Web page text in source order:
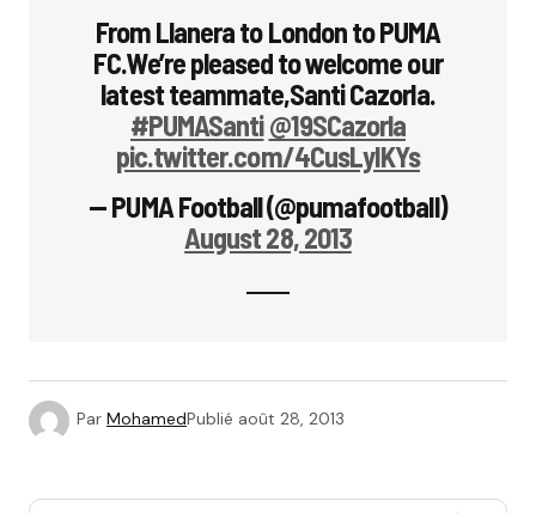
From Llanera to London to PUMA
FC.We’re pleased to welcome our
latest teammate,Santi Cazorla.
#PUMASanti@19SCazorla
pic.twitter.com/4CusLyIKYs
— PUMA Football (@pumafootball)
August 28, 2013
Par MohamedPublié août 28, 2013